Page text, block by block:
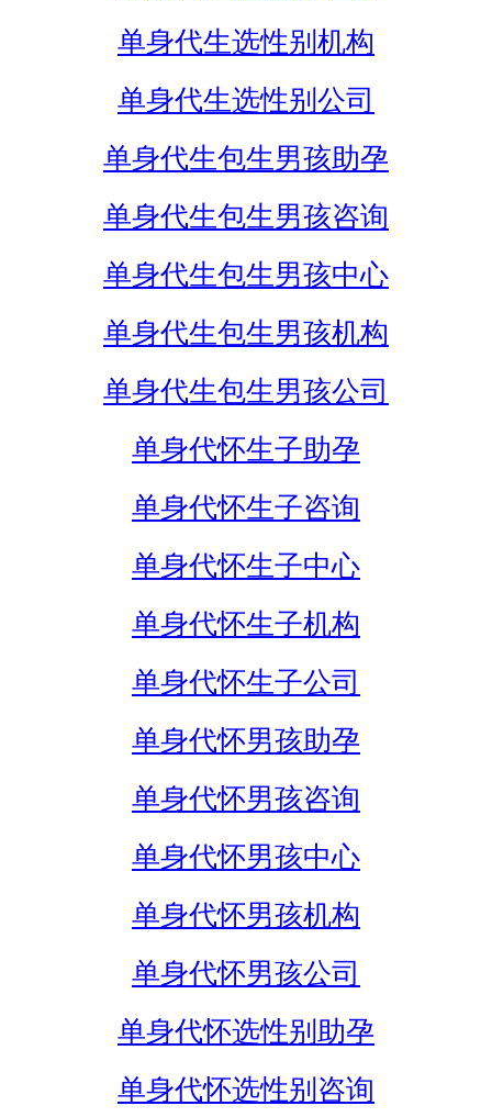
单身代生选性别机构
单身代生选性别公司
单身代生包生男孩助孕
单身代生包生男孩咨询
单身代生包生男孩中心
单身代生包生男孩机构
单身代生包生男孩公司
单身代怀生子助孕
单身代怀生子咨询
单身代怀生子中心
单身代怀生子机构
单身代怀生子公司
单身代怀男孩助孕
单身代怀男孩咨询
单身代怀男孩中心
单身代怀男孩机构
单身代怀男孩公司
单身代怀选性别助孕
单身代怀选性别咨询